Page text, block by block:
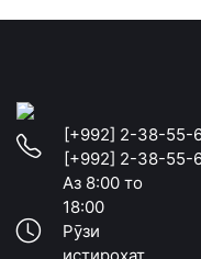
[+992] 2-38-55-
[+992] 2-38-55-
Аз 8:00 то
18:00
Рӯзи
истироҳат,